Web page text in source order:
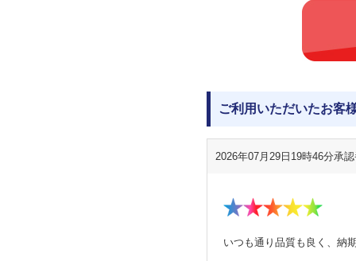
ご利用いただいたお客
2026年07月29日19時46分承
いつも通り品質も良く、納